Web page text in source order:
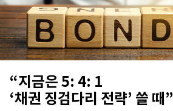
“지금은 5: 4: 1
‘채권 징검다리 전략’ 쓸 때”